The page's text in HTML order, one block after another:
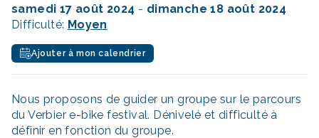
samedi 17 août 2024 - dimanche 18 août 2024
Difficulté: Moyen
Ajouter à mon calendrier
Nous proposons de guider un groupe sur le parcours
du Verbier e-bike festival. Dénivelé et difficulté à
définir en fonction du groupe.